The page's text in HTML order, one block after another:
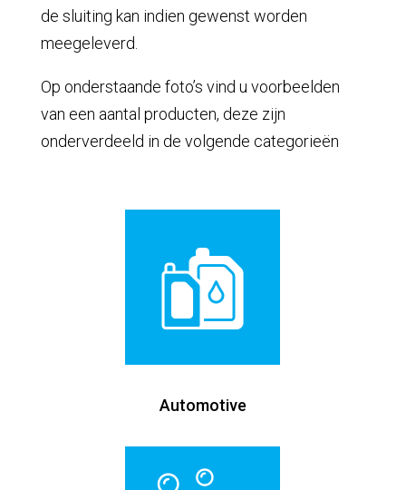
de sluiting kan indien gewenst worden
meegeleverd.
Op onderstaande foto’s vind u voorbeelden
van een aantal producten, deze zijn
onderverdeeld in de volgende categorieën
Automotive